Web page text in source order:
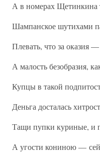
А в номерах Щетинкина
Шампанское шутихами
Плевать, что за оказия
А малость безобразия,
Купцы в такой
Деньга досталась
Тащи пупки куриные, и
А угости кониною —